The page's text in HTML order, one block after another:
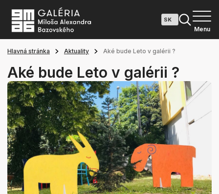
Menu
Hlavná stránka Aktuality Aké bude Leto v galérii ?
Aké bude Leto v galérii ?